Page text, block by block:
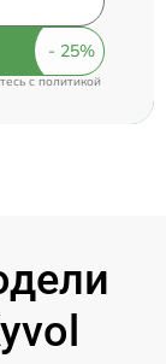
cполитикой